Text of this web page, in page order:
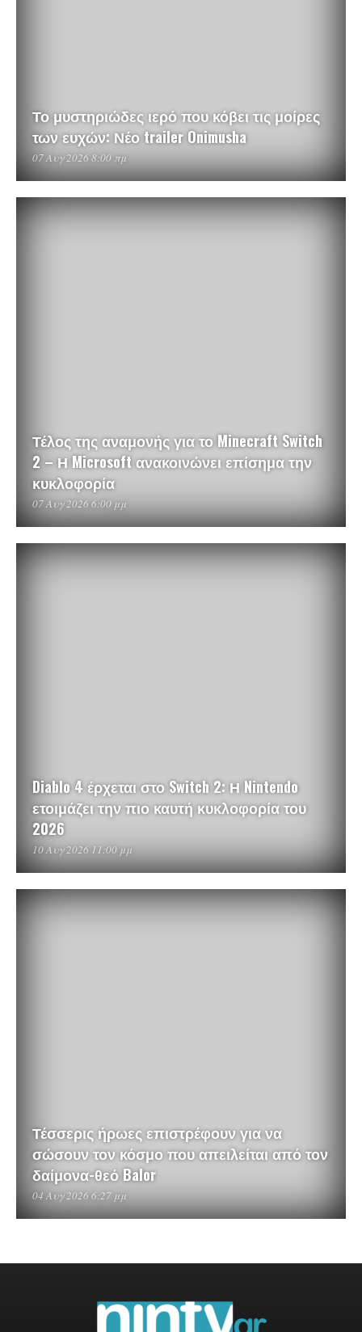
Το μυστηριώδες ιερό που κόβει τις μοίρες
των ευχών: Νέο trailer Onimusha
07 Αυγ 2026 8:00 πμ
Τέλος της αναμονής για το Minecraft Switch
2 – Η Microsoft ανακοινώνει επίσημα την
κυκλοφορία
07 Αυγ 2026 6:00 μμ
Diablo 4 έρχεται στο Switch 2: Η Nintendo
ετοιμάζει την πιο καυτή κυκλοφορία του
2026
10 Αυγ 2026 11:00 μμ
Τέσσερις ήρωες επιστρέφουν για να
σώσουν τον κόσμο που απειλείται από τον
δαίμονα-θεό Balor
04 Αυγ 2026 6:27 μμ